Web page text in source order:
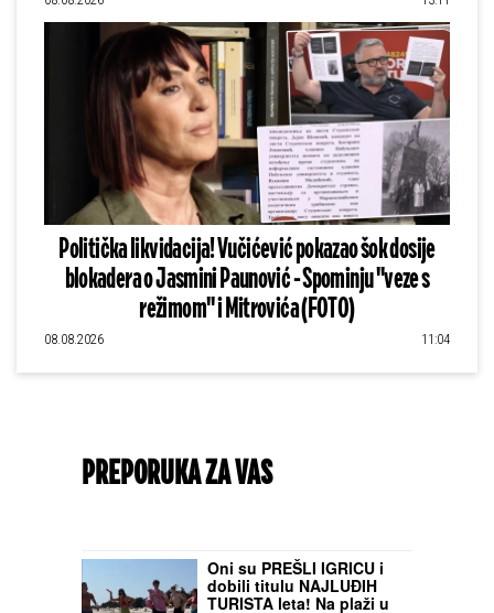
Politička likvidacija! Vučićević pokazao šok dosije
blokadera o Jasmini Paunović - Spominju "veze s
režimom" i Mitrovića (FOTO)
08.08.2026 11:04
PREPORUKA ZA VAS